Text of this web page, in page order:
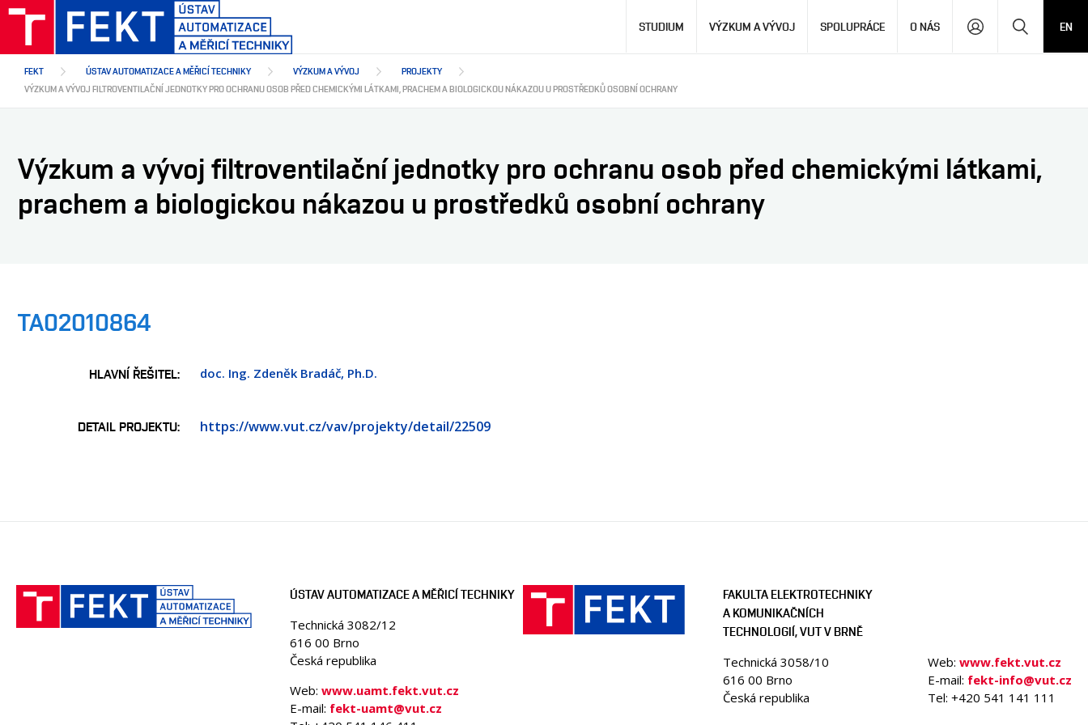
Přejít
hlavnímu
STUDIUM VÝZKUM A VÝVOJ SPOLUPRÁCE O NÁS EN
FEKT ÚSTAV AUTOMATIZACE A MĚŘICÍ TECHNIKY VÝZKUM A VÝVOJ
PROJEKTY
VÝZKUM A VÝVOJ FILTROVENTILAČNÍ JEDNOTKY PRO OCHRANU OSOB PŘED CHEMICKÝMI LÁTKAMI, PRACHEM A BIOLOGICKOU NÁKAZOU U PROSTŘEDKŮ OSOBNÍ OCHRANY
Výzkum a vývoj filtroventilační jednotky pro ochranu osob před chemickými látkami,
prachem a biologickou nákazou u prostředků osobní ochrany
TA02010864
HLAVNÍ ŘEŠITEL doc. Ing. Zdeněk Bradáč, Ph.D.
DETAIL PROJEKTU https://www.vut.cz/vav/projekty/detail/22509
ÚSTAV AUTOMATIZACE A MĚŘICÍ TECHNIKY
Technická 3082/12
616 00 Brno
Česká republika
Web: www.uamt.fekt.vut.cz
E-mail: fekt-uamt@vut.cz
FAKULTA ELEKTROTECHNIKY
A KOMUNIKAČNÍCH
TECHNOLOGIÍ, VUT V BRNĚ
Technická 3058/10
616 00 Brno
Česká republika
Web: www.fekt.vut.cz
E-mail: fekt-info@vut.cz
Tel: +420 541 141 111